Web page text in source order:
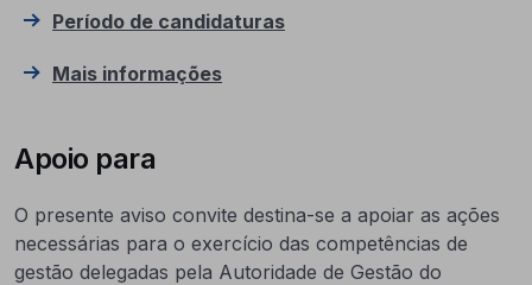
Período de candidaturas
Mais informações
Apoio para
O presente aviso convite destina-se a apoiar as ações
necessárias para o exercício das competências de
gestão delegadas pela Autoridade de Gestão do